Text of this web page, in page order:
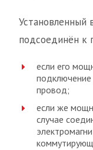
Установленный
подсоединён к
если его
подключение
провод;
если же
случае